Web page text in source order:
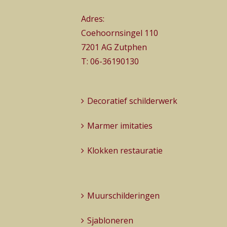
Adres:
Coehoornsingel 110
7201 AG Zutphen
T: 06-36190130
Decoratief schilderwerk
Marmer imitaties
Klokken restauratie
Muurschilderingen
Sjabloneren